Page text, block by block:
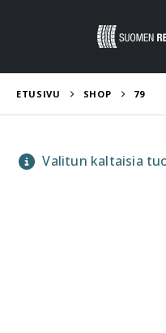
ETUSIVU SHOP 79
Valitun kaltaisia